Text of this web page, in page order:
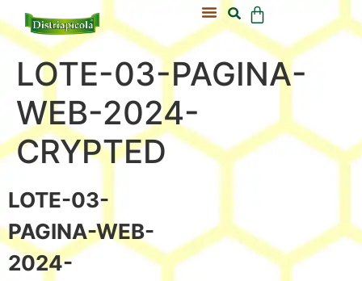
LOTE-03-PAGINA-
WEB-2024-
CRYPTED
LOTE-03-
PAGINA-WEB-
2024-